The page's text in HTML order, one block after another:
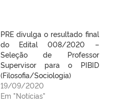
PRE divulga o resultado final
do Edital 008/2020 –
Seleção de Professor
Supervisor para o PIBID
(Filosofia/Sociologia)
19/09/2020
Em "Notícias"